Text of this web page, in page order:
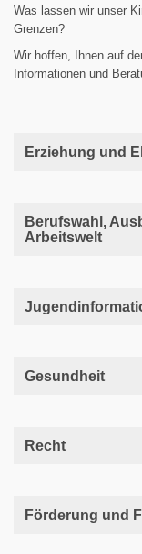
Was lassen wir unser
Grenzen?
Wir hoffen, Ihnen auf
Informationen und
Erziehung und
Berufswahl,
Arbeitswelt
Gesundheit
Recht
Förderung und